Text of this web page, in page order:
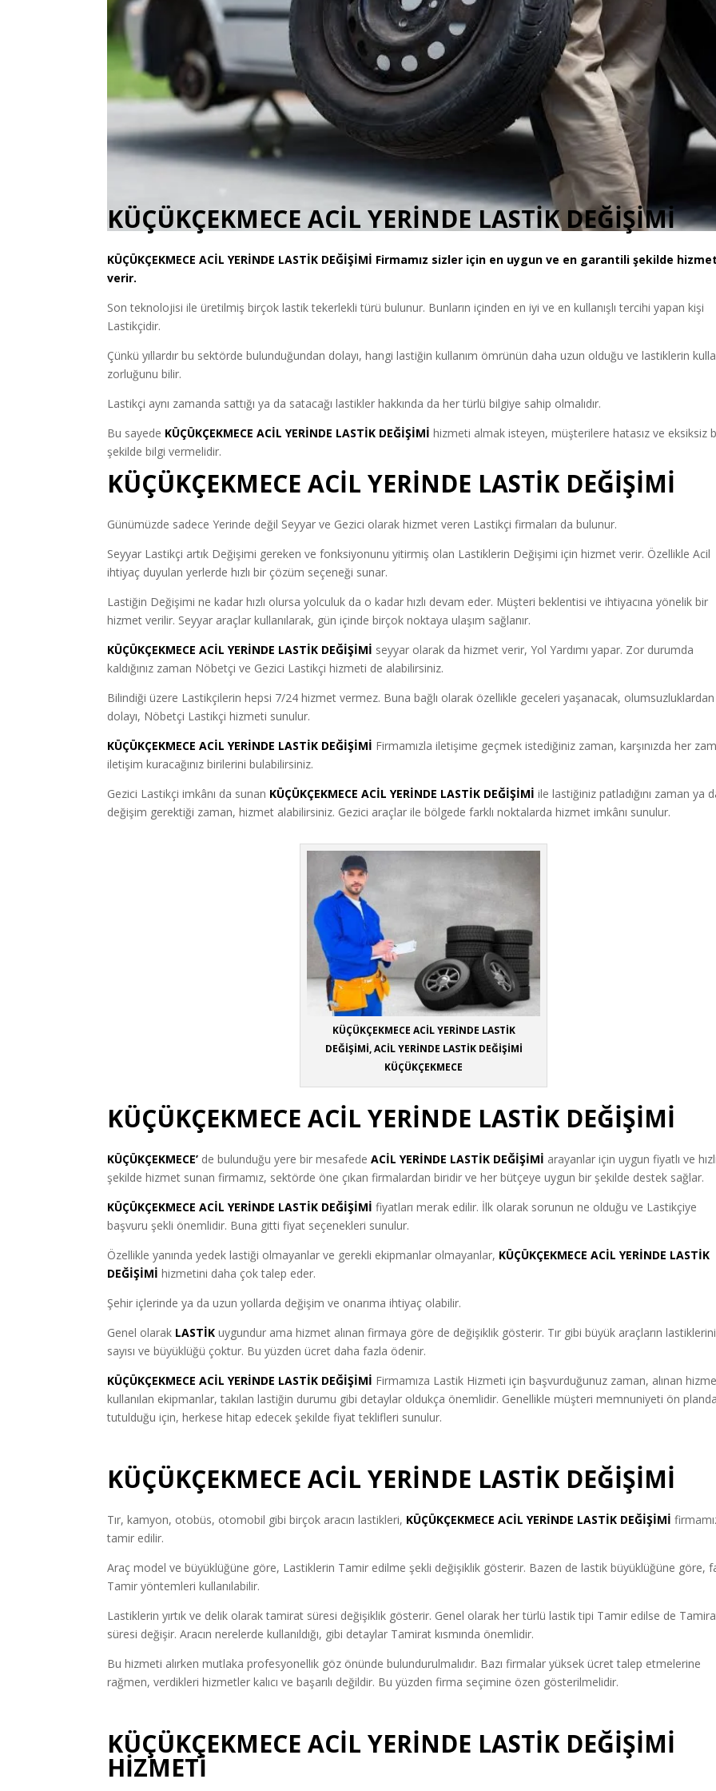
KÜÇÜKÇEKMECE ACİL YERİNDE LASTİK DEĞİŞİMİ
KÜÇÜKÇEKMECEACİL YERİNDE LASTİK DEĞİŞİMİ Firmamız sizler için en uygun ve en garantili şekilde
verir.
Son teknolojisi ile üretilmiş birçok lastik tekerlekli türü bulunur. Bunların içinden en iyi ve en kullanışlı tercihi yapan kişi
Lastikçidir.
Çünkü yıllardır bu sektörde bulunduğundan dolayı, hangi lastiğin kullanım ömrünün daha uzun olduğu ve lastiklerin
zorluğunu bilir.
Lastikçi aynı zamanda sattığı ya da satacağı lastikler hakkında da her türlü bilgiye sahip olmalıdır.
Bu sayede KÜÇÜKÇEKMECE ACİL YERİNDE LASTİK DEĞİŞİMİ hizmeti almak isteyen, müşterilere hatasız ve eksiksiz
şekilde bilgi vermelidir.
KÜÇÜKÇEKMECE ACİL YERİNDE LASTİK DEĞİŞİMİ
Günümüzde sadece Yerinde değil Seyyar ve Gezici olarak hizmet veren Lastikçi firmaları da bulunur.
Seyyar Lastikçi artık Değişimi gereken ve fonksiyonunu yitirmiş olan Lastiklerin Değişimi için hizmet verir. Özellikle Acil
ihtiyaç duyulan yerlerde hızlı bir çözüm seçeneği sunar.
Lastiğin Değişimi ne kadar hızlı olursa yolculuk da o kadar hızlı devam eder. Müşteri beklentisi ve ihtiyacına yönelik bir
hizmet verilir. Seyyar araçlar kullanılarak, gün içinde birçok noktaya ulaşım sağlanır.
KÜÇÜKÇEKMECE ACİL YERİNDE LASTİK DEĞİŞİMİ seyyar olarak da hizmet verir, Yol Yardımı yapar. Zor durumda
kaldığınız zaman Nöbetçi ve Gezici Lastikçi hizmeti de alabilirsiniz.
Bilindiği üzere Lastikçilerin hepsi 7/24 hizmet vermez. Buna bağlı olarak özellikle geceleri yaşanacak, olumsuzluklardan
dolayı, Nöbetçi Lastikçi hizmeti sunulur.
KÜÇÜKÇEKMECE ACİL YERİNDE LASTİK DEĞİŞİMİ Firmamızla iletişime geçmek istediğiniz zaman, karşınızda her
iletişim kuracağınız birilerini bulabilirsiniz.
Gezici Lastikçi imkânı da sunan KÜÇÜKÇEKMECE ACİL YERİNDE LASTİK DEĞİŞİMİ ile lastiğiniz patladığını zaman ya
değişim gerektiği zaman, hizmet alabilirsiniz. Gezici araçlar ile bölgede farklı noktalarda hizmet imkânı sunulur.
KÜÇÜKÇEKMECE ACİL YERİNDE LASTİK
DEĞİŞİMİ, ACİL YERİNDE LASTİK DEĞİŞİMİ
KÜÇÜKÇEKMECE
KÜÇÜKÇEKMECE ACİL YERİNDE LASTİK DEĞİŞİMİ
KÜÇÜKÇEKMECE’ de bulunduğu yere bir mesafede ACİL YERİNDE LASTİK DEĞİŞİMİ arayanlar için uygun fiyatlı ve
şekilde hizmet sunan firmamız, sektörde öne çıkan firmalardan biridir ve her bütçeye uygun bir şekilde destek sağlar.
KÜÇÜKÇEKMECE ACİL YERİNDE LASTİK DEĞİŞİMİfiyatları merak edilir. İlk olarak sorunun ne olduğu ve Lastikçiye
başvuru şekli önemlidir. Buna gitti fiyat seçenekleri sunulur.
Özellikle yanında yedek lastiği olmayanlar ve gerekli ekipmanlar olmayanlar, KÜÇÜKÇEKMECE ACİL YERİNDE LASTİK
DEĞİŞİMİ hizmetini daha çok talep eder.
Şehir içlerinde ya da uzun yollarda değişim ve onarıma ihtiyaç olabilir.
Genel olarak LASTİK uygundur ama hizmet alınan firmaya göre de değişiklik gösterir. Tır gibi büyük araçların
sayısı ve büyüklüğü çoktur. Bu yüzden ücret daha fazla ödenir.
KÜÇÜKÇEKMECE ACİL YERİNDE LASTİK DEĞİŞİMİ Firmamıza Lastik Hizmeti için başvurduğunuz zaman, alınan
kullanılan ekipmanlar, takılan lastiğin durumu gibi detaylar oldukça önemlidir. Genellikle müşteri memnuniyeti ön
tutulduğu için, herkese hitap edecek şekilde fiyat teklifleri sunulur.
KÜÇÜKÇEKMECE ACİL YERİNDE LASTİK DEĞİŞİMİ
Tır, kamyon, otobüs, otomobil gibi birçok aracın lastikleri, KÜÇÜKÇEKMECE ACİL YERİNDE LASTİK DEĞİŞİMİ
tamir edilir.
Araç model ve büyüklüğüne göre, Lastiklerin Tamir edilme şekli değişiklik gösterir. Bazen de lastik büyüklüğüne göre,
Tamir yöntemleri kullanılabilir.
Lastiklerin yırtık ve delik olarak tamirat süresi değişiklik gösterir. Genel olarak her türlü lastik tipi Tamir edilse de
süresi değişir. Aracın nerelerde kullanıldığı, gibi detaylar Tamirat kısmında önemlidir.
Bu hizmeti alırken mutlaka profesyonellik göz önünde bulundurulmalıdır. Bazı firmalar yüksek ücret talep etmelerine
rağmen, verdikleri hizmetler kalıcı ve başarılı değildir. Bu yüzden firma seçimine özen gösterilmelidir.
KÜÇÜKÇEKMECE ACİL YERİNDE LASTİK DEĞİŞİMİ
HİZMETİ